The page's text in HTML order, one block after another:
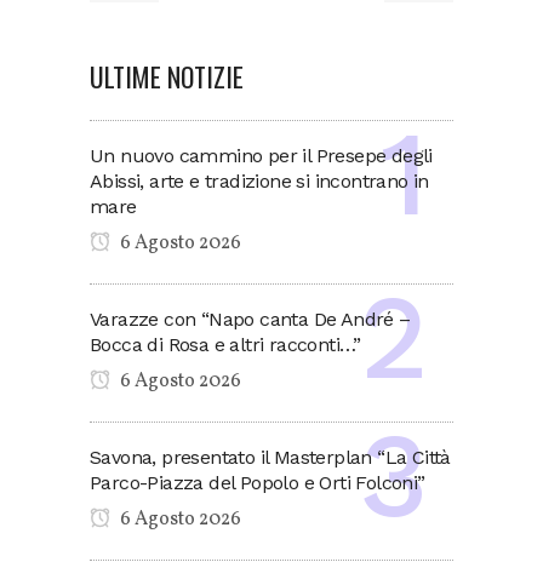
ULTIME NOTIZIE
Un nuovo cammino per il Presepe degli
Abissi, arte e tradizione si incontrano in
mare
6 Agosto 2026
Varazze con “Napo canta De André –
Bocca di Rosa e altri racconti…”
6 Agosto 2026
Savona, presentato il Masterplan “La Città
Parco-Piazza del Popolo e Orti Folconi”
6 Agosto 2026